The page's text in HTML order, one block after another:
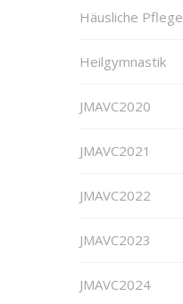
Häusliche Pflege
Heilgymnastik
JMAVC2020
JMAVC2021
JMAVC2022
JMAVC2023
JMAVC2024